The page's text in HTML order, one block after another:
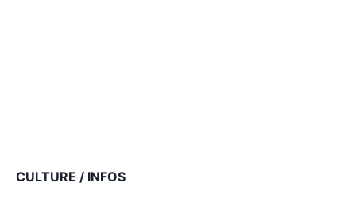
CULTURE / INFOS